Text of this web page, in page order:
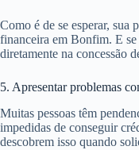
Como é de se esperar, sua
financeira em Bonfim. E
diretamente na concessão
5. Apresentar problemas
Muitas pessoas têm
impedidas de conseguir
descobrem isso quando